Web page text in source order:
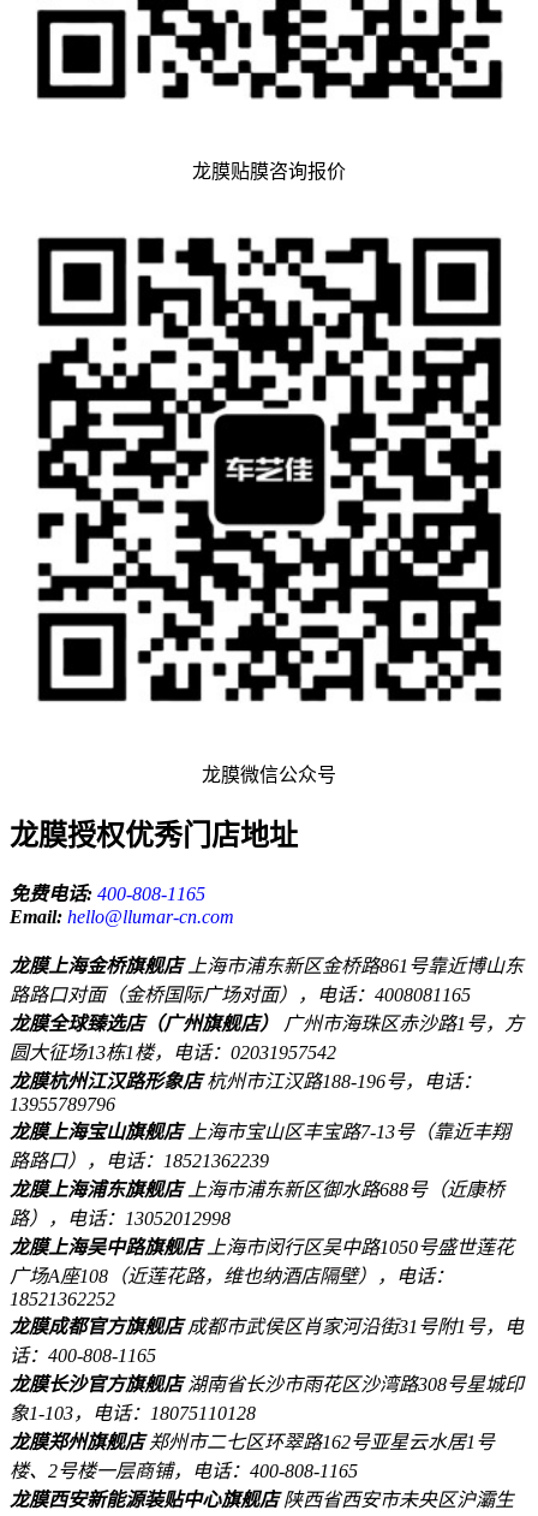
龙膜贴膜咨询报价
龙膜微信公众号
龙膜授权优秀门店地址
免费电话: 400-808-1165
Email: hello@llumar-cn.com
龙膜上海金桥旗舰店 上海市浦东新区金桥路861号靠近博山东
路路口对面（金桥国际广场对面），电话：4008081165
龙膜全球臻选店（广州旗舰店）
广州市海珠区赤沙路1号，方
圆大征场13栋1楼，电话：02031957542
龙膜杭州江汉路形象店杭州市江汉路188-196号，电话：
13955789796
龙膜上海宝山旗舰店 上海市宝山区丰宝路7-13号（靠近丰翔
路路口），电话：18521362239
龙膜上海浦东旗舰店 上海市浦东新区御水路688号（近康桥
路），电话：13052012998
龙膜上海吴中路旗舰店 上海市闵行区吴中路1050号盛世莲花
广场A座108（近莲花路，维也纳酒店隔壁），电话：
18521362252
龙膜成都官方旗舰店成都市武侯区肖家河沿街31号附1号，电
话：400-808-1165
龙膜长沙官方旗舰店湖南省长沙市雨花区沙湾路308号星城印
象1-103，电话：18075110128
龙膜郑州旗舰店郑州市二七区环翠路162号亚星云水居1号
楼、2号楼一层商铺，电话：400-808-1165
龙膜西安新能源装贴中心旗舰店陕西省西安市未央区沪灞生